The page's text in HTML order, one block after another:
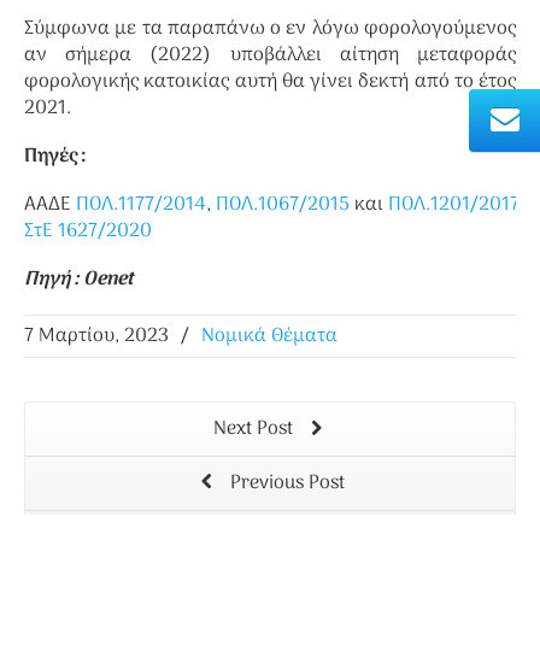
Σύμφωνα με τα παραπάνω ο εν λόγω φορολογούμενος
αν σήμερα (2022) υποβάλλει αίτηση μεταφοράς
φορολογικής κατοικίας αυτή θα γίνει δεκτή από το έτος
2021.
Πηγές :
ΑΑΔΕ ΠΟΛ.1177/2014, ΠΟΛ.1067/2015και ΠΟΛ.1201/2017
ΣτΕ 1627/2020
Πηγή : Oenet
7 Μαρτίου, 2023 / Νομικά Θέματα
Next Post
Previous Post